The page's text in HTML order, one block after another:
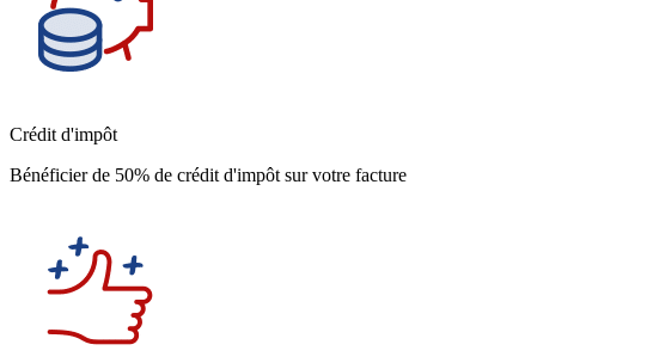
Crédit d'impôt
Bénéficier de 50% de crédit d'impôt sur votre facture